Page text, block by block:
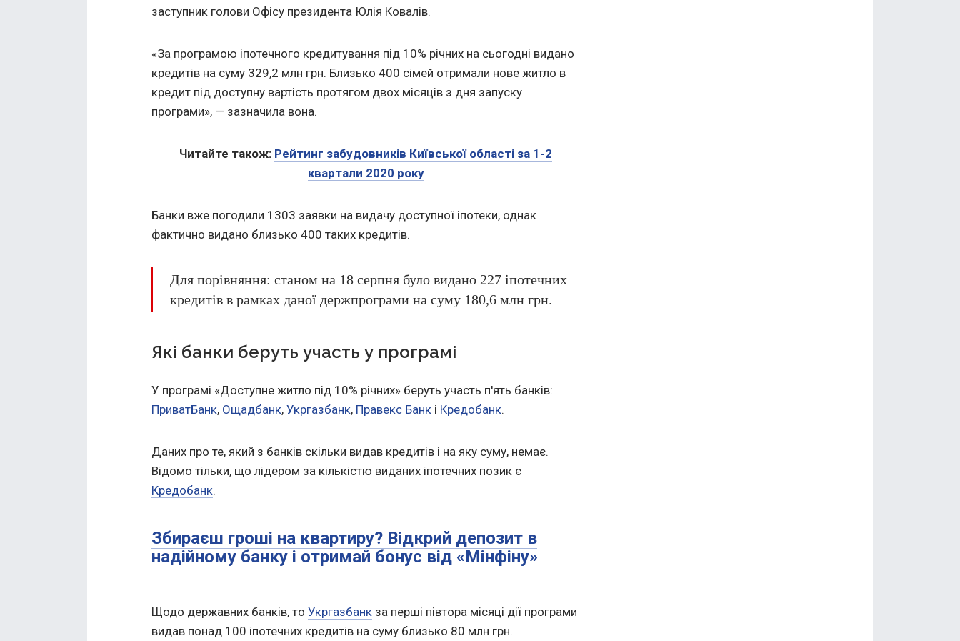
заступник голови Офісу президента Юлія Ковалів.
«За програмою іпотечного кредитування під 10% річних на сьогодні видано
кредитів на суму 329,2 млн грн. Близько 400 сімей отримали нове житло в
кредит під доступну вартість протягом двох місяців з дня запуску
програми», — зазначила вона.
Читайте також: Рейтинг забудовників Київської області за 1-2
квартали 2020 року
Банки вже погодили 1303 заявки на видачу доступної іпотеки, однак
фактично видано близько 400 таких кредитів.
Для порівняння: станом на 18 серпня було видано 227 іпотечних
кредитів в рамках даної держпрограми на суму 180,6 млн грн.
Які банки беруть участь у програмі
У програмі «Доступне житло під 10% річних» беруть участь п'ять банків:
ПриватБанк, Ощадбанк, Укргазбанк, Правекс Банк і Кредобанк.
Даних про те, який з банків скільки видав кредитів і на яку суму, немає.
Відомо тільки, що лідером за кількістю виданих іпотечних позик є
Кредобанк.
Збираєш гроші на квартиру? Відкрий депозит в
надійному банку і отримай бонус від «Мінфіну»
Щодо державних банків, то Укргазбанк за перші півтора місяці дії програми
видав понад 100 іпотечних кредитів на суму близько 80 млн грн.